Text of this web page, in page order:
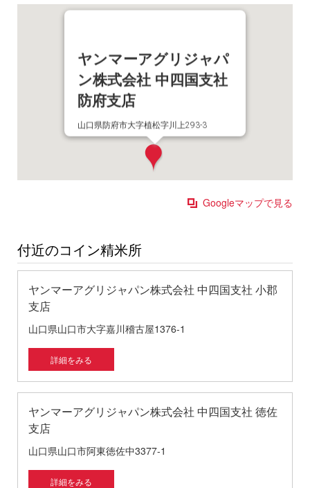
ヤンマーアグリジャパ
ン株式会社 中四国支社
防府支店
山口県防府市大字植松字川上293-3
Googleマップで見る
付近のコイン精米所
ヤンマーアグリジャパン株式会社 中四国支社 小郡
支店
山口県山口市大字嘉川稽古屋1376-1
詳細をみる
ヤンマーアグリジャパン株式会社 中四国支社 徳佐
支店
山口県山口市阿東徳佐中3377-1
詳細をみる